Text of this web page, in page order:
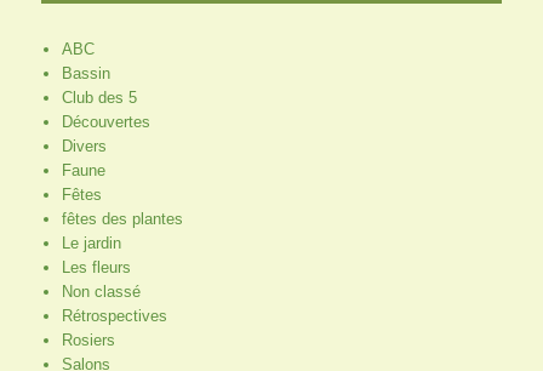
ABC
Bassin
Club des 5
Découvertes
Divers
Faune
Fêtes
fêtes des plantes
Le jardin
Les fleurs
Non classé
Rétrospectives
Rosiers
Salons